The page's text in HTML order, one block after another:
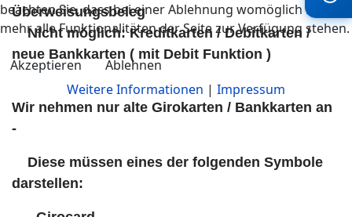
Überweisungsbeleg
Nicht möglich: Kreditkarten / Debitkarten /
neue Bankkarten ( mit Debit Funktion )
Wir nehmen nur alte Girokarten / Bankkarten an
-
Diese müssen eines der folgenden Symbole
darstellen:
beachten Sie, dass bei einer Ablehnung womöglich nicht
mehr alle Funktionalitäten der Seite zur Verfügung stehen.
Akzeptieren
Ablehnen
Weitere Informationen | Impressum